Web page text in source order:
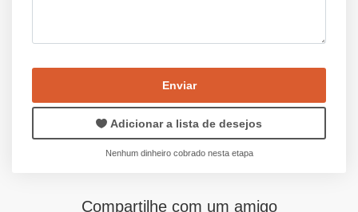
Enviar
Adicionar a lista de desejos
Nenhum dinheiro cobrado nesta etapa
Compartilhe com um amigo